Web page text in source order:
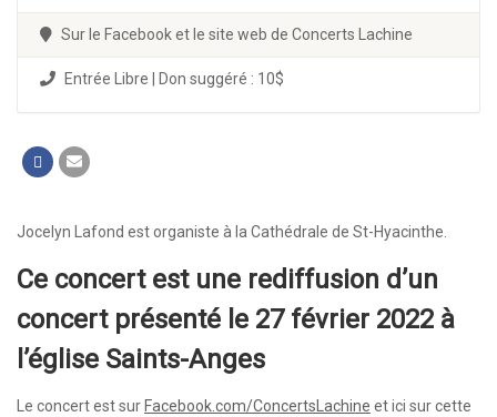
Sur le Facebook et le site web de Concerts Lachine
Entrée Libre | Don suggéré : 10$
Jocelyn Lafond est organiste à la Cathédrale de St-Hyacinthe.
Ce concert est une rediffusion d’un
concert présenté le 27 février 2022 à
l’église Saints-Anges
Le concert est sur Facebook.com/ConcertsLachine et ici sur cette